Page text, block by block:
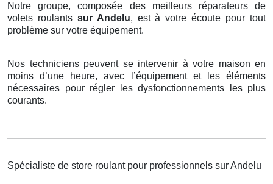
Notre groupe, composée des meilleurs réparateurs de
volets roulants sur Andelu, est à votre écoute pour tout
problème sur votre équipement.
Nos techniciens peuvent se intervenir à votre maison en
moins d’une heure, avec l’équipement et les éléments
nécessaires pour régler les dysfonctionnements les plus
courants.
Spécialiste de store roulant pour professionnels sur Andelu